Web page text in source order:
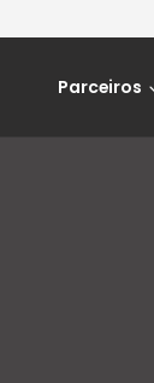
Parceiros